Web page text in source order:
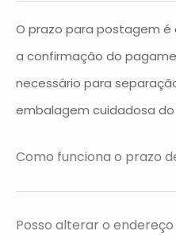
O prazo para postagem
a confirmação do
necessário para
embalagem cuidadosa
Como funciona o prazo
Posso alterar o